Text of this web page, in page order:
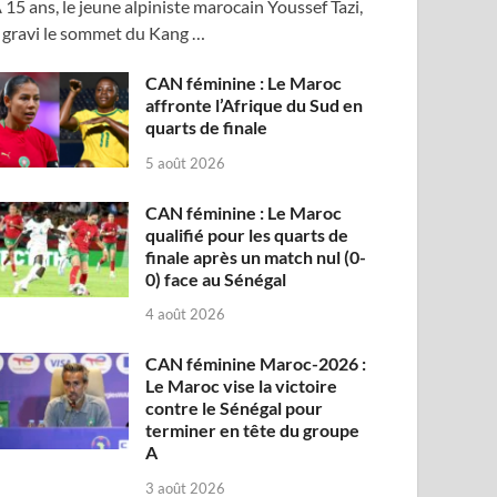
15 ans, le jeune alpiniste marocain Youssef Tazi,
gravi le sommet du Kang …
CAN féminine : Le Maroc
affronte l’Afrique du Sud en
quarts de finale
5 août 2026
CAN féminine : Le Maroc
qualifié pour les quarts de
finale après un match nul (0-
0) face au Sénégal
4 août 2026
CAN féminine Maroc-2026 :
Le Maroc vise la victoire
contre le Sénégal pour
terminer en tête du groupe
A
3 août 2026